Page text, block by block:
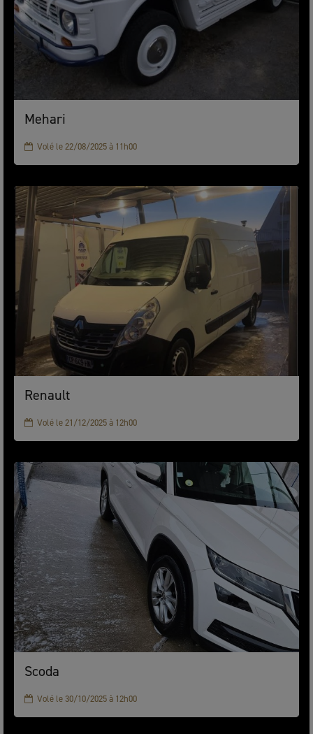
Mehari
Volé le 22/08/2025 à 11h00
Renault
Volé le 21/12/2025 à 12h00
Scoda
Volé le 30/10/2025 à 12h00